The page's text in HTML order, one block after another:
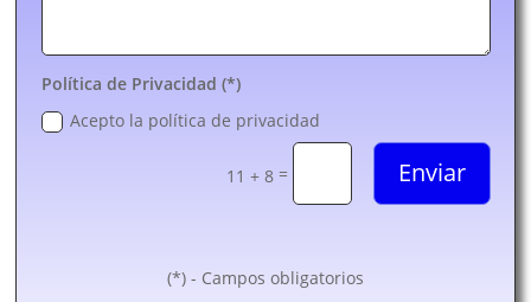
Política de Privacidad (*)
Acepto la política de privacidad
11 + 8 = Enviar
(*) - Campos obligatorios